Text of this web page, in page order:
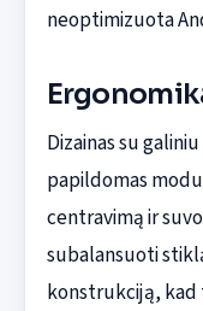
neoptimizuota
Dizainas su
papildomas
centravimą ir
subalansuoti
konstrukciją,